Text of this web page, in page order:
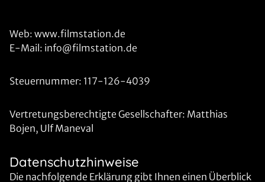
Web: www.filmstation.de
E-Mail: info@filmstation.de
Steuernummer: 117-126-4039
Vertretungsberechtigte Gesellschafter: Matthias
Bojen, Ulf Maneval
Datenschutzhinweise
Die nachfolgende Erklärung gibt Ihnen einen Überblick